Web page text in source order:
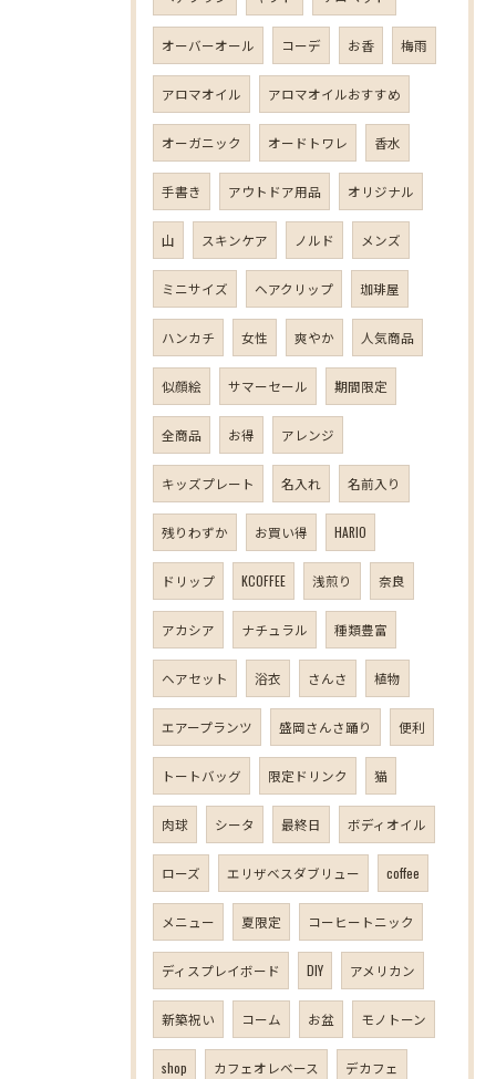
オーバーオール コーデ お香 梅雨
アロマオイル アロマオイルおすすめ
オーガニック オードトワレ 香水
手書き アウトドア用品 オリジナル
山 スキンケア ノルド メンズ
ミニサイズ ヘアクリップ 珈琲屋
ハンカチ 女性 爽やか 人気商品
似顔絵 サマーセール 期間限定
全商品 お得 アレンジ
キッズプレート 名入れ 名前入り
残りわずか お買い得 HARIO
ドリップ KCOFFEE 浅煎り 奈良
アカシア ナチュラル 種類豊富
ヘアセット 浴衣 さんさ 植物
エアープランツ 盛岡さんさ踊り 便利
トートバッグ 限定ドリンク 猫
肉球 シータ 最終日 ボディオイル
ローズ エリザベスダブリュー coffee
メニュー 夏限定 コーヒートニック
ディスプレイボード DIY アメリカン
新築祝い コーム お盆 モノトーン
shop カフェオレベース デカフェ